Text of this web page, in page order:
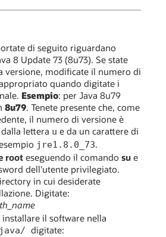
di seguito riguardano
8 Update 73 (8u73). Se state
versione, modificate il numero di
quando digitate i
Esempio: per Java 8u79
8u79. Tenete presente che, come
il numero di versione è
lettera u e da un carattere di
jre1.8.0_73.
rooteseguendo il comando sue
dell'utente privilegiato.
in cui desiderate
Digitate:
il software nella
digitate: